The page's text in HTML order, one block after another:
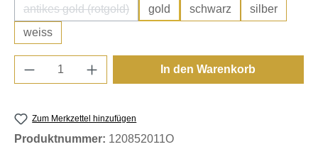
antikes gold (rotgold)
(Diese Option ist zurzeit nicht verfügbar.)
gold schwarz
silber
weiss
Produkt Anzahl: Gib den gewünschten
In den Warenkorb
Zum Merkzettel hinzufügen
Produktnummer: 120852011O